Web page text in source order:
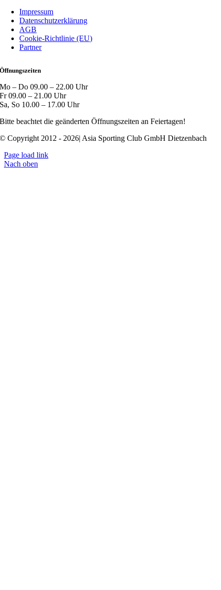
Impressum
Datenschutzerklärung
AGB
Cookie-Richtlinie (EU)
Partner
Öffnungszeiten
Mo – Do 09.00 – 22.00 Uhr
Fr 09.00 – 21.00 Uhr
Sa, So 10.00 – 17.00 Uhr
Bitte beachtet die geänderten Öffnungszeiten an Feiertagen!
© Copyright 2012 - 2026| Asia Sporting Club GmbH Dietzenbach
Page load link
Nach oben